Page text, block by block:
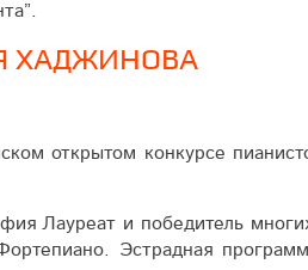
ХАДЖИНОВА
открытом конкурсе
Лауреат и победитель
Эстрадная